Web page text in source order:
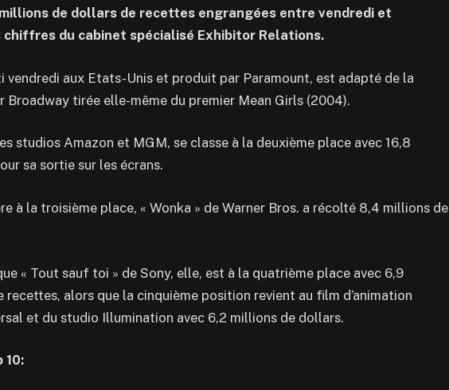
de dollars de recettes engrangées entre vendredi et
chiffres du cabinet spécialisé Exhibitor Relations.
vendredi aux Etats-Unis et produit par Paramount, est adapté de la
Broadway tirée elle-même du premier Mean Girls (2004).
studios Amazon et MGM, se classe à la deuxième place avec 16,8
sa sortie sur les écrans.
à la troisième place, « Wonka » de Warner Bros. a récolté 8,4 millions de
« Tout sauf toi » de Sony, elle, est à la quatrième place avec 6,9
alors que la cinquième position revient au film d’animation
et du studio Illumination avec 6,2 millions de dollars.
10: